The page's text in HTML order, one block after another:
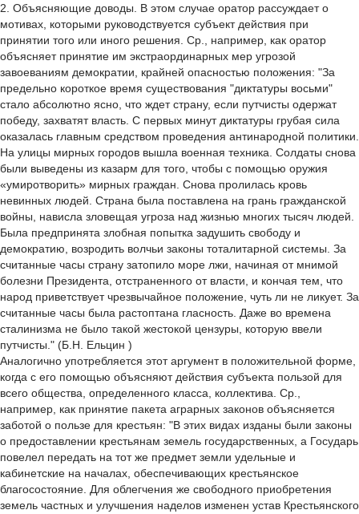
2. Объясняющие доводы. В этом случае оратор рассуждает о
мотивах, которыми руководствуется субъект действия при
принятии того или иного решения. Ср., например, как оратор
объясняет принятие им экстраординарных мер угрозой
завоеваниям демократии, крайней опасностью положения: "За
предельно короткое время существования "диктатуры восьми"
стало абсолютно ясно, что ждет страну, если путчисты одержат
победу, захватят власть. С первых минут диктатуры грубая сила
оказалась главным средством проведения антинародной политики.
На улицы мирных городов вышла военная техника. Солдаты снова
были выведены из казарм для того, чтобы с помощью оружия
«умиротворить» мирных граждан. Снова пролилась кровь
невинных людей. Страна была поставлена на грань гражданской
войны, нависла зловещая угроза над жизнью многих тысяч людей.
Была предпринята злобная попытка задушить свободу и
демократию, возродить волчьи законы тоталитарной системы. За
считанные часы страну затопило море лжи, начиная от мнимой
болезни Президента, отстраненного от власти, и кончая тем, что
народ приветствует чрезвычайное положение, чуть ли не ликует. За
считанные часы была растоптана гласность. Даже во времена
сталинизма не было такой жестокой цензуры, которую ввели
путчисты." (Б.Н. Ельцин )
Аналогично употребляется этот аргумент в положительной форме,
когда с его помощью объясняют действия субъекта пользой для
всего общества, определенного класса, коллектива. Ср.,
например, как принятие пакета аграрных законов объясняется
заботой о пользе для крестьян: "В этих видах изданы были законы
о предоставлении крестьянам земель государственных, а Государь
повелел передать на тот же предмет земли удельные и
кабинетские на началах, обеспечивающих крестьянское
благосостояние. Для облегчения же свободного приобретения
земель частных и улучшения наделов изменен устав Крестьянского